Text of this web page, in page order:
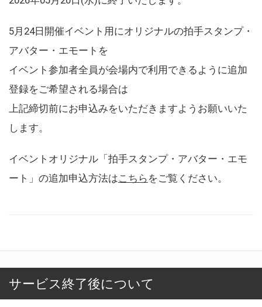
5月24日開催イベント用にオリジナルの拍手スタンプ・
アバター・エモートを
イベント参加者全員が会場内で利用できるように追加
登録をご希望される場合は
上記締切前にお申込みをいただきますようお願いいた
します。
イベントオリジナル「拍手スタンプ・アバター・エモ
ート」の追加申込方法はこちら をご覧ください。
サービス終了後について